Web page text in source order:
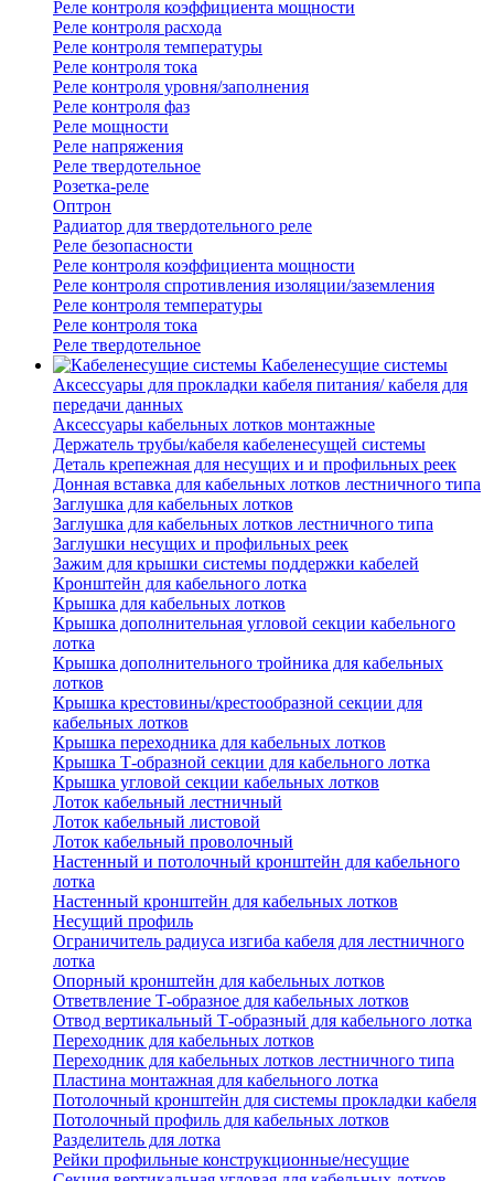
Реле контроля коэффициента мощности
Реле контроля расхода
Реле контроля температуры
Реле контроля тока
Реле контроля уровня/заполнения
Реле контроля фаз
Реле мощности
Реле напряжения
Реле твердотельное
Розетка-реле
Оптрон
Радиатор для твердотельного реле
Реле безопасности
Реле контроля коэффициента мощности
Реле контроля спротивления изоляции/заземления
Реле контроля температуры
Реле контроля тока
Реле твердотельное
Кабеленесущие системы
Аксессуары для прокладки кабеля питания/ кабеля для
передачи данных
Аксессуары кабельных лотков монтажные
Держатель трубы/кабеля кабеленесущей системы
Деталь крепежная для несущих и и профильных реек
Донная вставка для кабельных лотков лестничного типа
Заглушка для кабельных лотков
Заглушка для кабельных лотков лестничного типа
Заглушки несущих и профильных реек
Зажим для крышки системы поддержки кабелей
Кронштейн для кабельного лотка
Крышка для кабельных лотков
Крышка дополнительная угловой секции кабельного
лотка
Крышка дополнительного тройника для кабельных
лотков
Крышка крестовины/крестообразной секции для
кабельных лотков
Крышка переходника для кабельных лотков
Крышка Т-образной секции для кабельного лотка
Крышка угловой секции кабельных лотков
Лоток кабельный лестничный
Лоток кабельный листовой
Лоток кабельный проволочный
Настенный и потолочный кронштейн для кабельного
лотка
Настенный кронштейн для кабельных лотков
Несущий профиль
Ограничитель радиуса изгиба кабеля для лестничного
лотка
Опорный кронштейн для кабельных лотков
Ответвление Т-образное для кабельных лотков
Отвод вертикальный Т-образный для кабельного лотка
Переходник для кабельных лотков
Переходник для кабельных лотков лестничного типа
Пластина монтажная для кабельного лотка
Потолочный кронштейн для системы прокладки кабеля
Потолочный профиль для кабельных лотков
Разделитель для лотка
Рейки профильные конструкционные/несущие